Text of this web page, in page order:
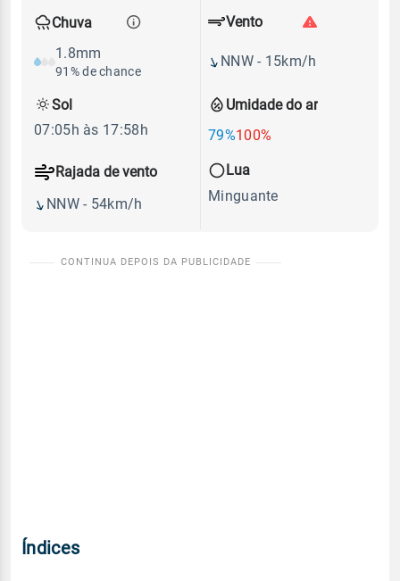
Chuva
1.8mm
91% de chance
Umidade do ar
79%100%
Vento
NNW - 15km/h
Rajada de vento
NNW - 54km/h
Sol
07:05h às 17:58h
Lua
Minguante
Índices